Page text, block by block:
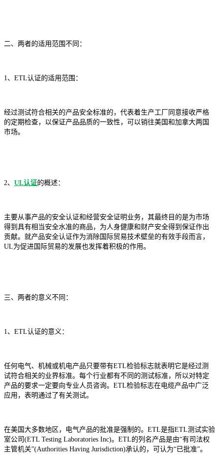
二、两者的适用范围不同：
1、ETL认证的适用范围：
经过测试符合相关的产品安全标准的，代表着生产工厂同意接收严格
的定期检查，以保证产品品质的一致性，可以销往美国和加拿大两国
市场。
2、 UL认证的概述：
主要从事产品的安全认证和经营安全证明业务，其最终目的是为市场
得到具有相当安全水准的商品，为人身健康和财产安全得到保证作出
贡献。就产品安全认证作为消除国际贸易技术壁垒的有效手段而言，
UL为促进国际贸易的发展也发挥着积极的作用。
三、两者的意义不同：
1、ETL认证的意义：
任何电气、机械或机电产品只要带有ETL检验标志就表明它是经过测
试符合相关的业界标准。每个行业都有不同的测试标准，所以对特定
产品的要求一定要向专业人员咨询。ETL检验标志在电缆产品中广泛
应用，表明通过了有关测试。
在美国大多数地区，电气产品的批准是强制的。ETL是指ETL测试实验
室公司(ETL Testing Laboratories Inc)。ETL的列名产品是由“有司法权
主管机关”(Authorities Having Jurisdiction)承认的，可认为“已批准”。